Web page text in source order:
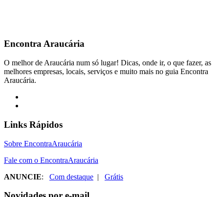
EncontraAraucária
O melhor de Araucária num só lugar! Dicas, onde ir, o que fazer, as
melhores empresas, locais, serviços e muito mais no guia Encontra
Araucária.
Links Rápidos
Sobre EncontraAraucária
Fale com o EncontraAraucária
ANUNCIE: Com destaque | Grátis